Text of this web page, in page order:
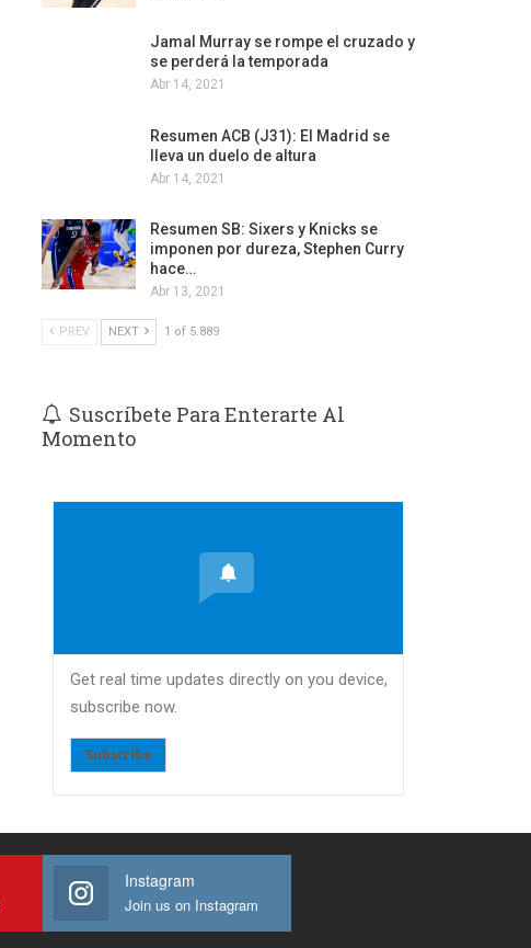
Jamal Murray se rompe el cruzado y
se perderá la temporada
Abr 14, 2021
Resumen ACB (J31): El Madrid se
lleva un duelo de altura
Abr 14, 2021
Resumen SB: Sixers y Knicks se
imponen por dureza, Stephen Curry
hace…
Abr 13, 2021
PREV NEXT 1 of 5.889
Suscríbete Para Enterarte Al
Momento
Get real time updates directly on you device,
subscribe now.
Subscribe
Instagram
Join us on Instagram